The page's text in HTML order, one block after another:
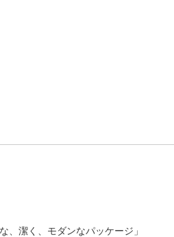
、潔く、モダンなパッケージ」